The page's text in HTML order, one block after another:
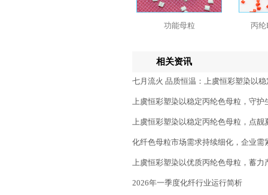
功能母粒 丙纶
相关资讯
七月流火 品质恒温：上虞恒彩塑染以
上虞恒彩塑染以稳定丙纶色母粒，守护
上虞恒彩塑染以稳定丙纶色母粒，点靓
化纤色母粒市场需求持续细化，企业需
上虞恒彩塑染以优质丙纶色母粒，蓄力
2026年一季度化纤行业运行简析